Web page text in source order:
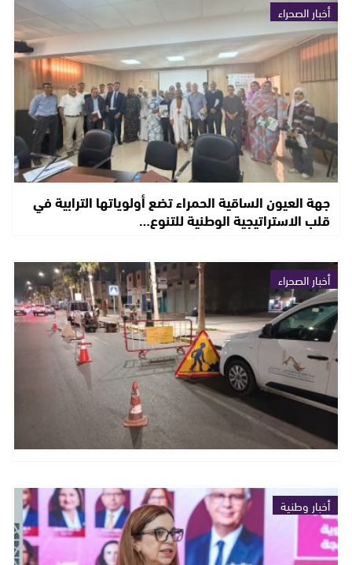
أخبار الصحراء
جهة العيون الساقية الحمراء تضع أولوياتها الترابية في
قلب الاستراتيجية الوطنية للتنوع…
أخبار الصحراء
أخبار وطنية